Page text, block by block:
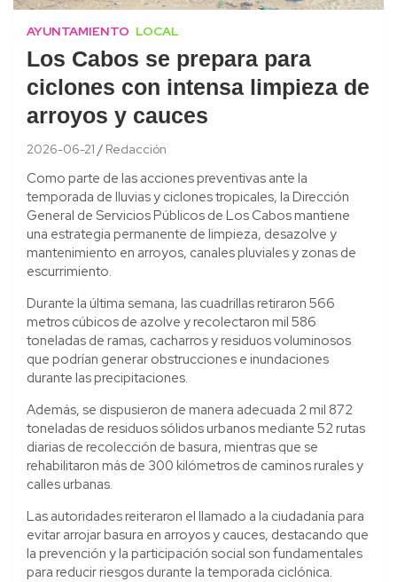
AYUNTAMIENTO LOCAL
Los Cabos se prepara para
ciclones con intensa limpieza de
arroyos y cauces
2026-06-21 Redacción
Como parte de las acciones preventivas ante la
temporada de lluvias y ciclones tropicales, la Dirección
General de Servicios Públicos de Los Cabos mantiene
una estrategia permanente de limpieza, desazolve y
mantenimiento en arroyos, canales pluviales y zonas de
escurrimiento.
Durante la última semana, las cuadrillas retiraron 566
metros cúbicos de azolve y recolectaron mil 586
toneladas de ramas, cacharros y residuos voluminosos
que podrían generar obstrucciones e inundaciones
durante las precipitaciones.
Además, se dispusieron de manera adecuada 2 mil 872
toneladas de residuos sólidos urbanos mediante 52 rutas
diarias de recolección de basura, mientras que se
rehabilitaron más de 300 kilómetros de caminos rurales y
calles urbanas.
Las autoridades reiteraron el llamado a la ciudadanía para
evitar arrojar basura en arroyos y cauces, destacando que
la prevención y la participación social son fundamentales
para reducir riesgos durante la temporada ciclónica.